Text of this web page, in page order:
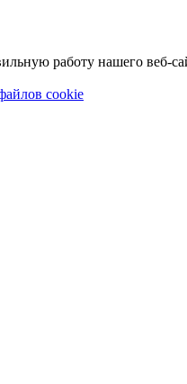
работу нашего веб-
cookie